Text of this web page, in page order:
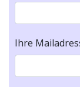
Ihre